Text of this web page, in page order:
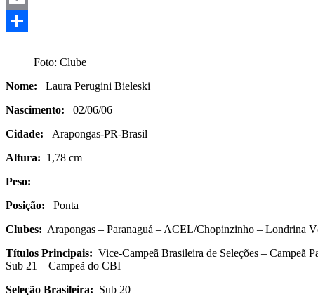
Email
Foto: Clube
Nome: Laura Perugini Bieleski
Nascimento: 02/06/06
Cidade: Arapongas-PR-Brasil
Altura: 1,78 cm
Peso:
Posição: Ponta
Clubes: Arapongas – Paranaguá – ACEL/Chopinzinho – Londrina
Títulos Principais: Vice-Campeã Brasileira de Seleções – Campeã
Sub 21 – Campeã do CBI
Seleção Brasileira: Sub 20